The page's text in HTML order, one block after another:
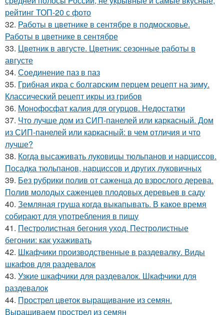
рейтинг ТОП-20 с фото
32. Работы в цветнике в сентябре в подмосковье.
Работы в цветнике в сентябре
33. Цветник в августе. Цветник: сезонные работы в
августе
34. Соединение паз в паз
35. Грибная икра с болгарским перцем рецепт на зиму.
Классический рецепт икры из грибов
36. Монофосфат калия для огурцов. Недостатки
37. Что лучше дом из СИП-панелей или каркасный. Дом
из СИП-панелей или каркасный: в чем отличия и что
лучше?
38. Когда высаживать луковицы тюльпанов и нарциссов.
Посадка тюльпанов, нарциссов и других луковичных
39. Без рубрики полив от саженца до взрослого дерева.
Полив молодых саженцев плодовых деревьев в саду
40. Земляная груша когда выкапывать. В какое время
собирают для употребления в пищу
41. Пестролистная бегония уход. Пестролистные
бегонии: как ухаживать
42. Шкафчики производственные в раздевалку. Виды
шкафов для раздевалок
43. Узкие шкафчики для раздевалок. Шкафчики для
раздевалок
44. Прострел цветок выращивание из семян.
Выращиваем прострел из семян